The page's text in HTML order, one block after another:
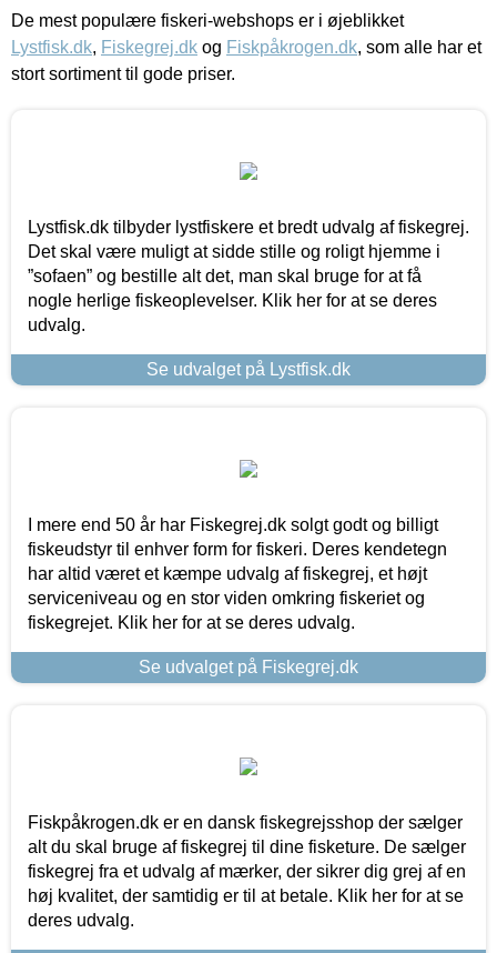
De mest populære fiskeri-webshops er i øjeblikket
Lystfisk.dk, Fiskegrej.dk og Fiskpåkrogen.dk, som alle har et
stort sortiment til gode priser.
Lystfisk.dk tilbyder lystfiskere et bredt udvalg af fiskegrej.
Det skal være muligt at sidde stille og roligt hjemme i
”sofaen” og bestille alt det, man skal bruge for at få
nogle herlige fiskeoplevelser. Klik her for at se deres
udvalg.
Se udvalget på Lystfisk.dk
I mere end 50 år har Fiskegrej.dk solgt godt og billigt
fiskeudstyr til enhver form for fiskeri. Deres kendetegn
har altid været et kæmpe udvalg af fiskegrej, et højt
serviceniveau og en stor viden omkring fiskeriet og
fiskegrejet. Klik her for at se deres udvalg.
Se udvalget på Fiskegrej.dk
Fiskpåkrogen.dk er en dansk fiskegrejsshop der sælger
alt du skal bruge af fiskegrej til dine fisketure. De sælger
fiskegrej fra et udvalg af mærker, der sikrer dig grej af en
høj kvalitet, der samtidig er til at betale. Klik her for at se
deres udvalg.